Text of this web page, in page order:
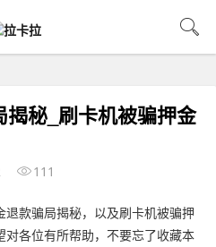
秘_刷卡机被骗押金
111
款骗局揭秘，以及刷卡机被骗押
各位有所帮助，不要忘了收藏本